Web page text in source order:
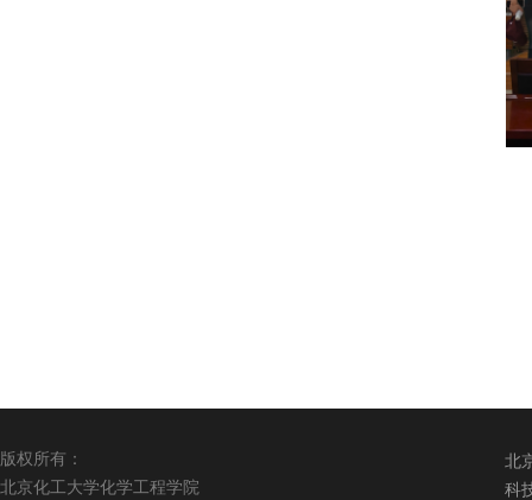
版权所有：
北京化工大学化学工程学院
北
科